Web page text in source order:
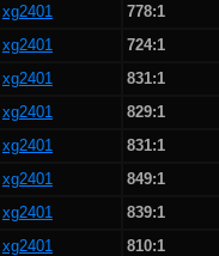
xg2401
778:1
xg2401
724:1
xg2401
831:1
xg2401
829:1
xg2401
831:1
xg2401
849:1
xg2401
839:1
xg2401
810:1